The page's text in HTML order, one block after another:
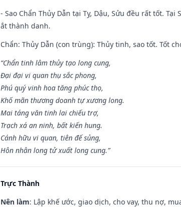
- Sao Chẩn Thủy Dẫn tại Tỵ, Dậu, Sửu đều rất tốt.
ắt thành danh.
Chẩn: Thủy Dẫn (con trùng): Thủy tinh, sao tốt. Tốt
“Chẩn tinh lâm thủy tạo long cung,
Đại đại vi quan thụ sắc phong,
Phú quý vinh hoa tăng phúc thọ,
Khố mãn thương doanh tự xương long.
Mai táng văn tinh lai chiếu trợ,
Trạch xá an ninh, bất kiến hung.
Cánh hữu vi quan, tiên đế sủng,
Hôn nhân long tử xuất long cung.”
Trực Thành
Nên làm: Lập khế ước, giao dịch, cho vay, thu nợ,